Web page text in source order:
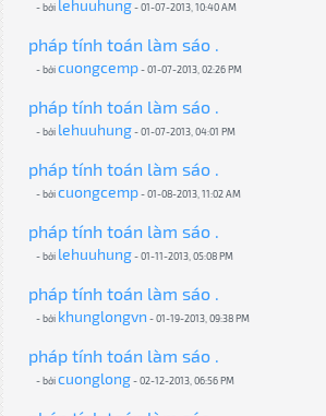
- bởi lehuuhung- 01-07-2013, 10:40 AM
pháp tính toán làm sáo .
- bởicuongcemp- 01-07-2013, 02:26 PM
pháp tính toán làm sáo .
- bởi lehuuhung- 01-07-2013, 04:01 PM
pháp tính toán làm sáo .
- bởicuongcemp- 01-08-2013, 11:02 AM
pháp tính toán làm sáo .
- bởi lehuuhung- 01-11-2013, 05:08 PM
pháp tính toán làm sáo .
- bởi khunglongvn - 01-19-2013, 09:38 PM
pháp tính toán làm sáo .
- bởicuonglong- 02-12-2013, 06:56 PM